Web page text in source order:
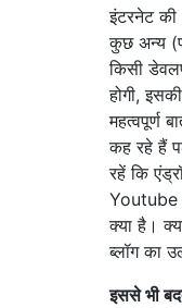
इंटरनेट
कुछ अन्य
किसी
होगी,
महत्वपूर्ण
कह रहे हैं
रहें कि
Youtube
क्या है।
ब्लॉग का
इससे भी